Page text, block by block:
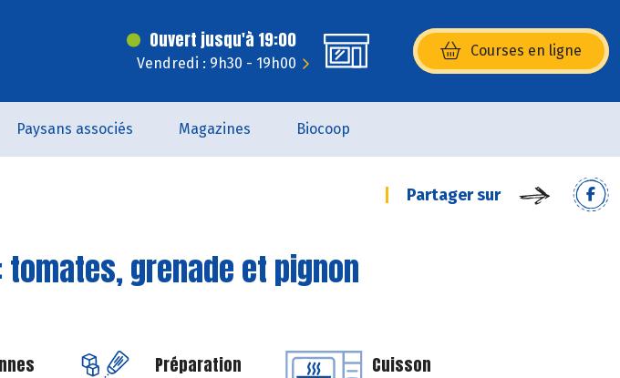
Ouvert jusqu'à 19:00
Vendredi : 9h30 - 19h00
Courses en ligne
(s’ouvre dans une nouvelle
Paysans associés Magazines Biocoop
Partager sur
tomates, grenade et pignon
Préparation Cuisson